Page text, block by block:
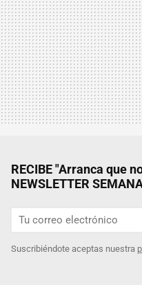
RECIBE "Arranca que
NEWSLETTER
Suscribiéndote aceptas nuestra